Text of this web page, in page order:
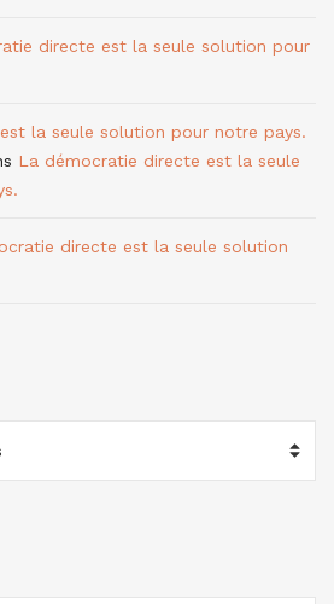
directe est la seule solution pour
la seule solution pour notre pays.
La démocratie directe est la seule
directe est la seule solution